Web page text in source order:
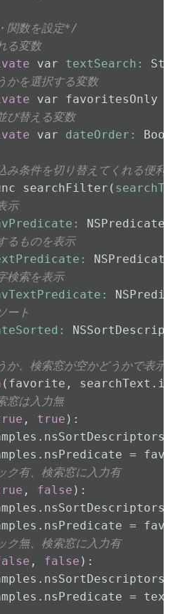
関数を設定*/
る変数
var textSearch:
を選択する変数
var favoritesOnly
び替える変数
var dateOrder:
条件を切り替えてくれる便利
searchFilter(
示
NSPredicate
るものを表示
検索を表示
ート
、検索窓が空かどうかで表示
窓は入力無
, true ):
有、検索窓に入力有
, false ):
無、検索窓に入力有
, false ):